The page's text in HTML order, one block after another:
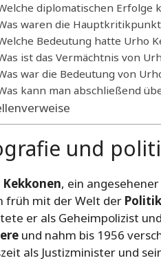
diplomatischen Erfolge
waren die
Bedeutung hatte Urho
ist das Vermächtnis von
war die Bedeutung von
kann man abschließend
und
Kekkonen, ein angesehener
früh mit der Welt der Politik
er als Geheimpolizist
und nahm bis 1956
als Justizminister und